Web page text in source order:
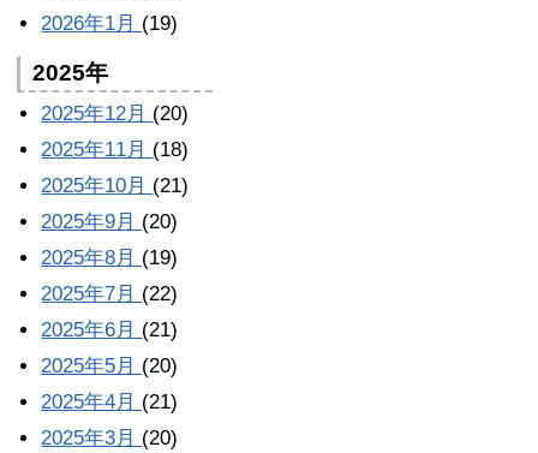
2026年1月 (19)
2025年
2025年12月 (20)
2025年11月 (18)
2025年10月 (21)
2025年9月 (20)
2025年8月 (19)
2025年7月 (22)
2025年6月 (21)
2025年5月 (20)
2025年4月 (21)
2025年3月 (20)